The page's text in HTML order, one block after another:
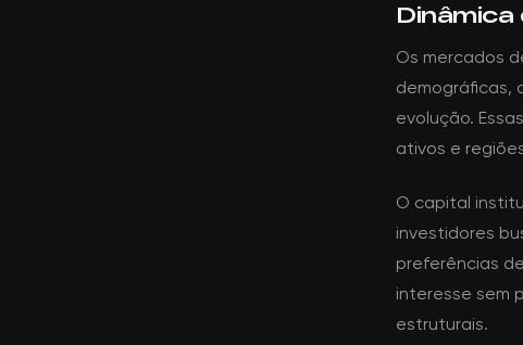
Os mercados
demográficas,
evolução.
ativos e
O capital
investidores
preferências
interesse sem
estruturais.